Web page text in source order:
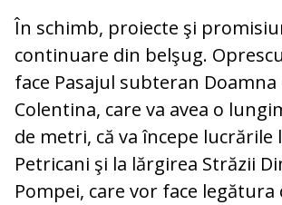
În schimb, proiecte şi
continuare din belşug.
face Pasajul subteran Doamna
Colentina, care va avea o
de metri, că va începe lucrările
Petricani şi la lărgirea Străzii
Pompei, care vor face legătura